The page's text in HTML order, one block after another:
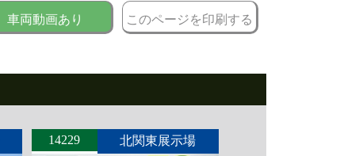
車両動画あり このページを印刷する
14229 北関東展示場